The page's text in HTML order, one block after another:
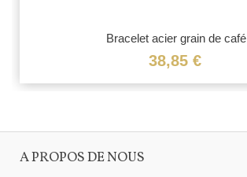
Bracelet acier grain de café
38,85 €
A PROPOS DE NOUS